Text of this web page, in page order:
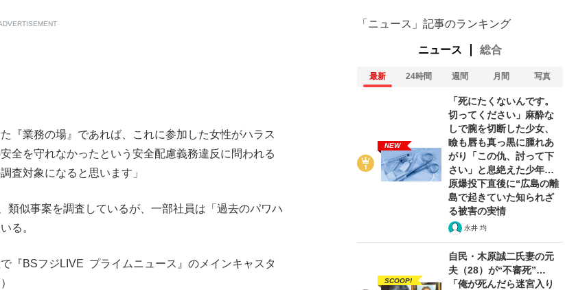
『業務の場』であれば、これに参加した女性がハラス
全を守れなかったという安全配慮義務違反に問われる
査対象になると思います」
似事案を調査しているが、一部社員は「過去のパワハ
る。
『BSフジLIVE プライムニュース』のメインキャスタ
「ニュース」記事のランキング
ニュース 総合
最新 24時間 週間 月間 写真
NEW
「死にたくないんです。
切ってください」麻酔な
しで腕を切断した少女、
瞼も唇も真っ黒に腫れあ
がり「この仇、討って下
さい」と息絶えた少年…
原爆投下直後に“広島の離
島で起きていた知られざ
る被害の実情
永井 均
SCOOP!
自民・木原誠二氏妻の元
夫（28）が“不審死”…
「俺が死んだら迷宮入り